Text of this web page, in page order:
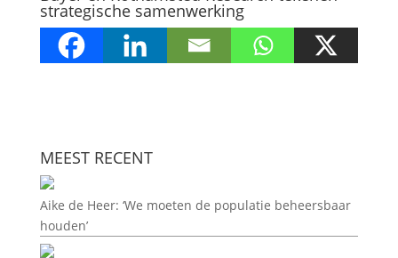
strategische samenwerking
MEEST RECENT
Aike de Heer: ‘We moeten de populatie beheersbaar
houden’